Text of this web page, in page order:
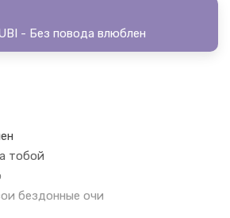
- Без повода влюблен
тобой
бездонные очи